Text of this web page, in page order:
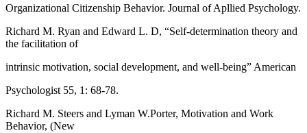
Organizational Citizenship Behavior. Journal of Apllied Psychology.
Richard M. Ryan and Edward L. D, “Self-determination theory and
the facilitation of
intrinsic motivation, social development, and well-being” American
Psychologist 55, 1: 68-78.
Richard M. Steers and Lyman W.Porter, Motivation and Work
Behavior, (New